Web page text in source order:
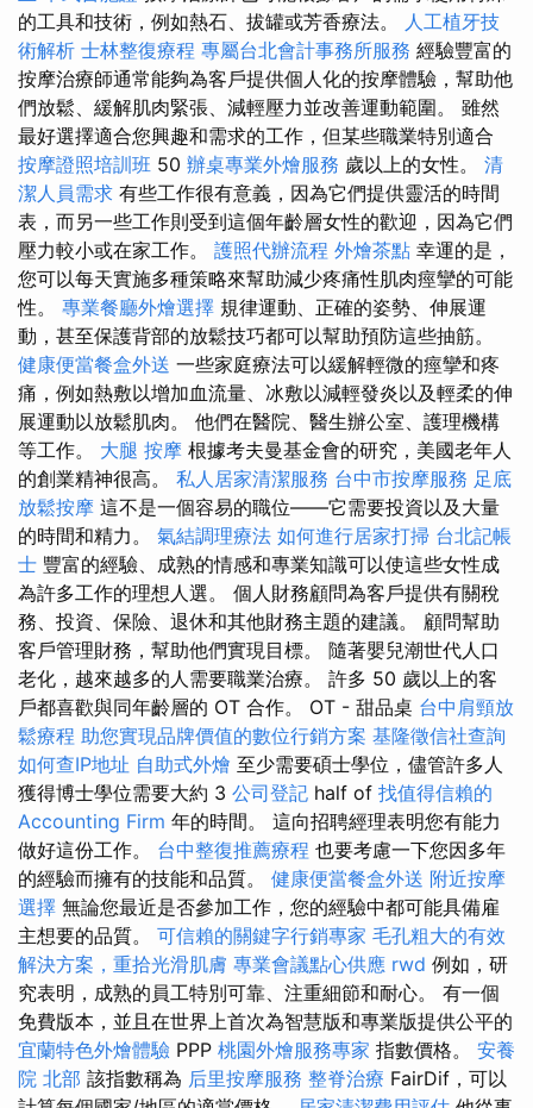
的工具和技術，例如熱石、拔罐或芳香療法。 人工植牙技
術解析 士林整復療程 專屬台北會計事務所服務 經驗豐富的
按摩治療師通常能夠為客戶提供個人化的按摩體驗，幫助他
們放鬆、緩解肌肉緊張、減輕壓力並改善運動範圍。 雖然
最好選擇適合您興趣和需求的工作，但某些職業特別適合
按摩證照培訓班 50 辦桌專業外燴服務 歲以上的女性。 清
潔人員需求 有些工作很有意義，因為它們提供靈活的時間
表，而另一些工作則受到這個年齡層女性的歡迎，因為它們
壓力較小或在家工作。 護照代辦流程 外燴茶點 幸運的是，
您可以每天實施多種策略來幫助減少疼痛性肌肉痙攣的可能
性。 專業餐廳外燴選擇 規律運動、正確的姿勢、伸展運
動，甚至保護背部的放鬆技巧都可以幫助預防這些抽筋。
健康便當餐盒外送 一些家庭療法可以緩解輕微的痙攣和疼
痛，例如熱敷以增加血流量、冰敷以減輕發炎以及輕柔的伸
展運動以放鬆肌肉。 他們在醫院、醫生辦公室、護理機構
等工作。 大腿 按摩 根據考夫曼基金會的研究，美國老年人
的創業精神很高。 私人居家清潔服務 台中市按摩服務 足底
放鬆按摩 這不是一個容易的職位——它需要投資以及大量
的時間和精力。 氣結調理療法 如何進行居家打掃 台北記帳
士 豐富的經驗、成熟的情感和專業知識可以使這些女性成
為許多工作的理想人選。 個人財務顧問為客戶提供有關稅
務、投資、保險、退休和其他財務主題的建議。 顧問幫助
客戶管理財務，幫助他們實現目標。 隨著嬰兒潮世代人口
老化，越來越多的人需要職業治療。 許多 50 歲以上的客
戶都喜歡與同年齡層的 OT 合作。 OT - 甜品桌 台中肩頸放
鬆療程 助您實現品牌價值的數位行銷方案 基隆徵信社查詢
如何查IP地址 自助式外燴 至少需要碩士學位，儘管許多人
獲得博士學位需要大約 3 公司登記 half of 找值得信賴的
Accounting Firm 年的時間。 這向招聘經理表明您有能力
做好這份工作。 台中整復推薦療程 也要考慮一下您因多年
的經驗而擁有的技能和品質。 健康便當餐盒外送 附近按摩
選擇 無論您最近是否參加工作，您的經驗中都可能具備雇
主想要的品質。 可信賴的關鍵字行銷專家 毛孔粗大的有效
解決方案，重拾光滑肌膚 專業會議點心供應 rwd 例如，研
究表明，成熟的員工特別可靠、注重細節和耐心。 有一個
免費版本，並且在世界上首次為智慧版和專業版提供公平的
宜蘭特色外燴體驗 PPP 桃園外燴服務專家 指數價格。 安養
院 北部 該指數稱為 后里按摩服務 整脊治療 FairDif，可以